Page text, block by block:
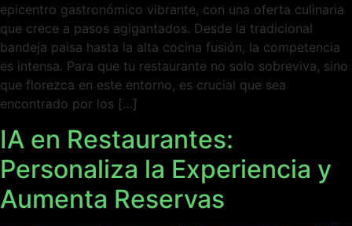
epicentro gastronómico vibrante, con una oferta culinaria
que crece a pasos agigantados. Desde la tradicional
bandeja paisa hasta la alta cocina fusión, la competencia
es intensa. Para que tu restaurante no solo sobreviva, sino
que florezca en este entorno, es crucial que sea
encontrado por los […]
IA en Restaurantes:
Personaliza la Experiencia y
Aumenta Reservas